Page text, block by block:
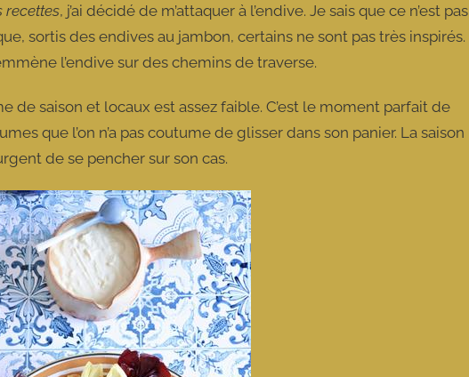
recettes, j’ai décidé de m’attaquer à l’endive. Je sais que ce n’est pas
sortis des endives au jambon, certains ne sont pas très inspirés.
l’endive sur des chemins de traverse.
de saison et locaux est assez faible. C’est le moment parfait de
que l’on n’a pas coutume de glisser dans son panier. La saison
de se pencher sur son cas.